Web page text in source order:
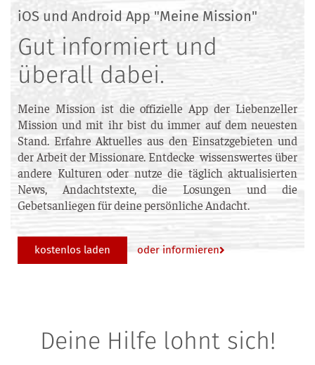
iOS und Android App "Meine Mission"
Gut informiert und
überall dabei.
Meine Mission ist die offizielle App der Liebenzeller
Mission und mit ihr bist du immer auf dem neuesten
Stand. Erfahre Aktuelles aus den Einsatzgebieten und
der Arbeit der Missionare. Entdecke wissenswertes über
andere Kulturen oder nutze die täglich aktualisierten
News, Andachtstexte, die Losungen und die
Gebetsanliegen für deine persönliche Andacht.
kostenlos laden oder informieren
Deine Hilfe lohnt sich!